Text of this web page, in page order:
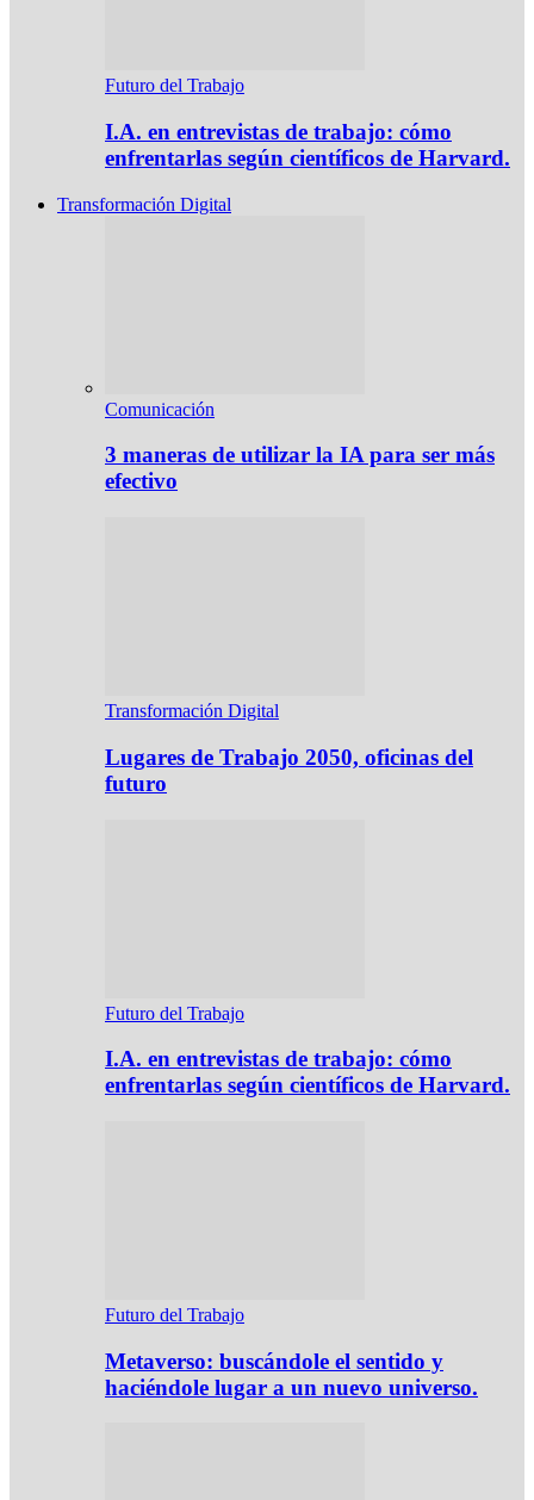
Futuro del Trabajo
I.A. en entrevistas de trabajo: cómo
enfrentarlas según científicos de Harvard.
Transformación Digital
Comunicación
3 maneras de utilizar la IA para ser más
efectivo
Transformación Digital
Lugares de Trabajo 2050, oficinas del
futuro
Futuro del Trabajo
I.A. en entrevistas de trabajo: cómo
enfrentarlas según científicos de Harvard.
Futuro del Trabajo
Metaverso: buscándole el sentido y
haciéndole lugar a un nuevo universo.